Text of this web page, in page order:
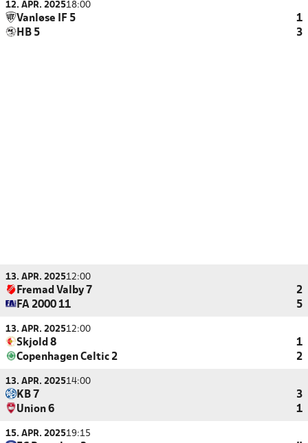
12. APR. 202518:00
Vanløse IF 5
1
HB 5
3
13. APR. 202512:00
Fremad Valby 7
2
FA 2000 11
5
13. APR. 202512:00
Skjold 8
1
Copenhagen Celtic 2
2
13. APR. 202514:00
KB 7
3
Union 6
1
15. APR. 202519:15